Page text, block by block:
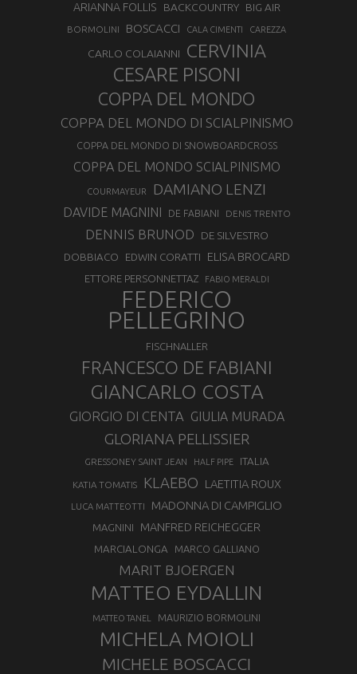
ARIANNA FOLLIS BACKCOUNTRY BIG AIR
BORMOLINI BOSCACCI CALA CIMENTI CAREZZA
CARLO COLAIANNI CERVINIA
CESARE PISONI
COPPA DEL MONDO
COPPA DEL MONDO DI SCIALPINISMO
COPPA DEL MONDO DI SNOWBOARDCROSS
COPPA DEL MONDO SCIALPINISMO
COURMAYEUR DAMIANO LENZI
DAVIDE MAGNINI DE FABIANI DENIS TRENTO
DENNIS BRUNOD DE SILVESTRO
DOBBIACO EDWIN CORATTI ELISA BROCARD
ETTORE PERSONNETTAZ FABIO MERALDI
FEDERICO
PELLEGRINO
FISCHNALLER
FRANCESCO DE FABIANI
GIANCARLO COSTA
GIORGIO DI CENTA GIULIA MURADA
GLORIANA PELLISSIER
GRESSONEY SAINT JEAN HALF PIPE ITALIA
KATIA TOMATIS KLAEBO LAETITIA ROUX
LUCA MATTEOTTI MADONNA DI CAMPIGLIO
MAGNINI MANFRED REICHEGGER
MARCIALONGA MARCO GALLIANO
MARIT BJOERGEN
MATTEO EYDALLIN
MATTEO TANEL MAURIZIO BORMOLINI
MICHELA MOIOLI
MICHELE BOSCACCI